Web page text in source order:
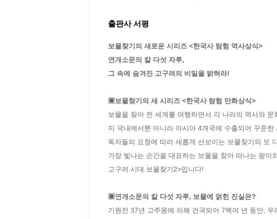
출판사 서평
보물찾기의 새로운 시리즈 <한국사 탐험 역사상식>
연개소문의 칼 다섯 자루,
그 속에 숨겨진 고구려의 비밀을 밝혀라!
▣보물찾기의 새 시리즈 <한국사 탐험 만화상식>
보물을 찾아 전 세계를 여행하면서 각 나라의 역사와
지 국내에서뿐 아니라 아시아 4개국에 수출되어 꾸준
독자들의 요청에 따라 새롭게 선보이는 보물찾기의 또
가장 빛나는 순간을 대표하는 보물을 찾아 떠나는 팡
고구려 시대 보물찾기2>입니다!
▣연개소문의 칼 다섯 자루, 보물에 얽힌 진실은?
기원전 37년 고주몽에 의해 건국되어 7백여 년 동안,